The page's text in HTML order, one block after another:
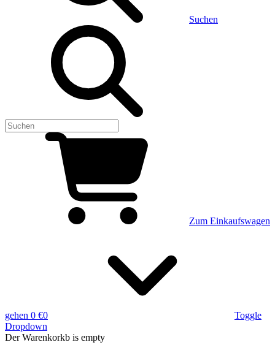
Suchen
Zum Einkaufswagen
gehen 0 €0
Toggle
Dropdown
Der Warenkorkb is empty